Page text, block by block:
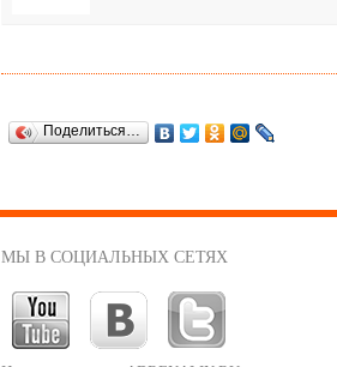
Поделиться…
МЫ В СОЦИАЛЬНЫХ СЕТЯХ